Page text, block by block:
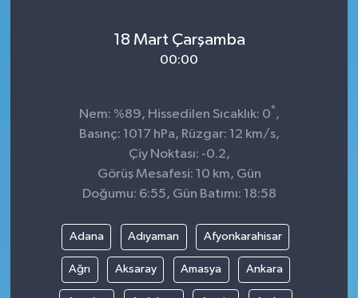
18 Mart Çarşamba
00:00
Nem: %89, Hissedilen Sıcaklık: 0° ,
Basınç: 1017 hPa, Rüzgar: 12 km/s,
Çiy Noktası: -0.2,
Görüş Mesafesi: 10 km, Gün
Doğumu: 6:55, Gün Batımı: 18:58
Adana Adıyaman Afyonkarahisar
Ağrı Aksaray Amasya Ankara